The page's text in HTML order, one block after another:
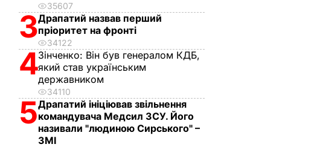
35607
3Драпатий назвав перший
пріоритет на фронті
34122
4Зінченко: Він був генералом КДБ,
який став українським
державником
34110
5Драпатий ініціював звільнення
командувача Медсил ЗСУ. Його
називали "людиною Сирського" –
ЗМІ